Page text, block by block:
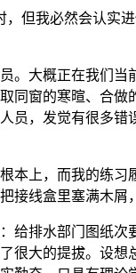
我必然会认实
大概正在我们当
窗的寒暄、合
，发觉有很多
上，而我的练习
线盒里塞满木
排水部门图纸次
大的提拔。设